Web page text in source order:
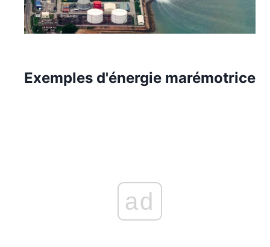
Exemples d'énergie marémotrice
ad